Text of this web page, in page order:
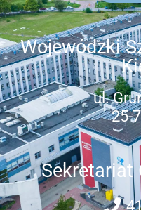
Wojewódzki
ul.
25-
Sekretariat